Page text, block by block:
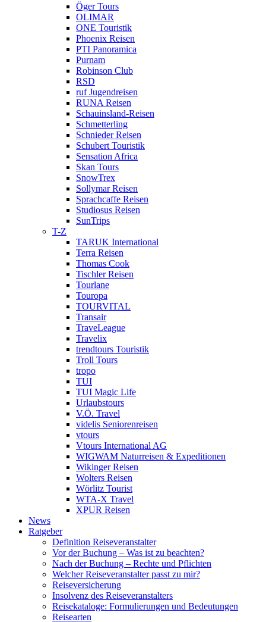
Öger Tours
OLIMAR
ONE Touristik
Phoenix Reisen
PTI Panoramica
Purnam
Robinson Club
RSD
ruf Jugendreisen
RUNA Reisen
Schauinsland-Reisen
Schmetterling
Schnieder Reisen
Schubert Touristik
Sensation Africa
Skan Tours
SnowTrex
Sollymar Reisen
Sprachcaffe Reisen
Studiosus Reisen
SunTrips
T-Z
TARUK International
Terra Reisen
Thomas Cook
Tischler Reisen
Tourlane
Touropa
TOURVITAL
Transair
TraveLeague
Travelix
trendtours Touristik
Troll Tours
tropo
TUI
TUI Magic Life
Urlaubstours
V.Ö. Travel
videlis Seniorenreisen
vtours
Vtours International AG
WIGWAM Naturreisen & Expeditionen
Wikinger Reisen
Wolters Reisen
Wörlitz Tourist
WTA-X Travel
XPUR Reisen
News
Ratgeber
Definition Reiseveranstalter
Vor der Buchung – Was ist zu beachten?
Nach der Buchung – Rechte und Pflichten
Welcher Reiseveranstalter passt zu mir?
Reiseversicherung
Insolvenz des Reiseveranstalters
Reisekataloge: Formulierungen und Bedeutungen
Reisearten